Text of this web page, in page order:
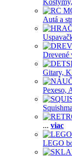
Kostýmy,
Autá a
Drevené
Gitary,
Pexeso,
... viac
LEGO